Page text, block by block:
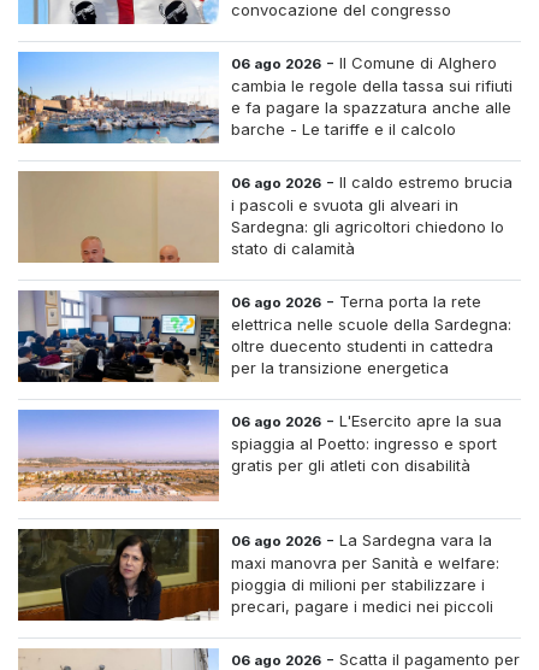
convocazione del congresso
06 ago 2026 -Il Comune di Alghero
cambia le regole della tassa sui rifiuti
e fa pagare la spazzatura anche alle
barche - Le tariffe e il calcolo
06 ago 2026 -Il caldo estremo brucia
i pascoli e svuota gli alveari in
Sardegna: gli agricoltori chiedono lo
stato di calamità
06 ago 2026 - Terna porta la rete
elettrica nelle scuole della Sardegna:
oltre duecento studenti in cattedra
per la transizione energetica
06 ago 2026 -L'Esercito apre la sua
spiaggia al Poetto: ingresso e sport
gratis per gli atleti con disabilità
06 ago 2026 -La Sardegna vara la
maxi manovra per Sanità e welfare:
pioggia di milioni per stabilizzare i
precari, pagare i medici nei piccoli
06 ago 2026 -Scatta il pagamento per